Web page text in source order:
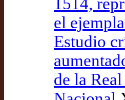
el
Estudio
de la